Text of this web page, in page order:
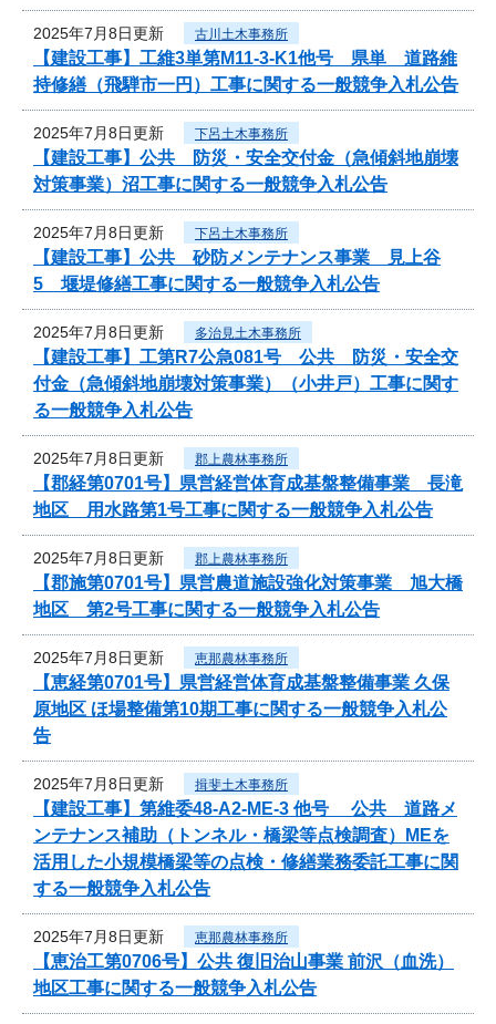
2025年7月8日更新 古川土木事務所
【建設工事】工維3単第M11-3-K1他号 県単 道路維
持修繕（飛騨市一円）工事に関する一般競争入札公告
2025年7月8日更新 下呂土木事務所
【建設工事】公共 防災・安全交付金（急傾斜地崩壊
対策事業）沼工事に関する一般競争入札公告
2025年7月8日更新 下呂土木事務所
【建設工事】公共 砂防メンテナンス事業 見上谷
5 堰堤修繕工事に関する一般競争入札公告
2025年7月8日更新 多治見土木事務所
【建設工事】工第R7公急081号 公共 防災・安全交
付金（急傾斜地崩壊対策事業）（小井戸）工事に関す
る一般競争入札公告
2025年7月8日更新 郡上農林事務所
【郡経第0701号】県営経営体育成基盤整備事業 長滝
地区 用水路第1号工事に関する一般競争入札公告
2025年7月8日更新 郡上農林事務所
【郡施第0701号】県営農道施設強化対策事業 旭大橋
地区 第2号工事に関する一般競争入札公告
2025年7月8日更新 恵那農林事務所
【恵経第0701号】県営経営体育成基盤整備事業 久保
原地区 ほ場整備第10期工事に関する一般競争入札公
告
2025年7月8日更新 揖斐土木事務所
【建設工事】第維委48-A2-ME-3 他号 公共 道路メ
ンテナンス補助（トンネル・橋梁等点検調査）MEを
活用した小規模橋梁等の点検・修繕業務委託工事に関
する一般競争入札公告
2025年7月8日更新 恵那農林事務所
【恵治工第0706号】公共 復旧治山事業 前沢（血洗）
地区工事に関する一般競争入札公告